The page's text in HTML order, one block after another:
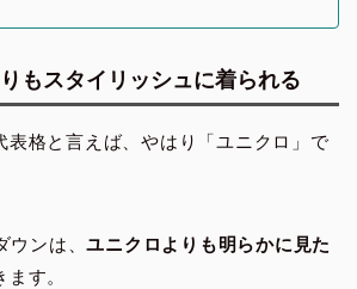
もスタイリッシュに着られる
表格と言えば、やはり「ユニクロ」で
ウンは、ユニクロよりも明らかに見た
す。